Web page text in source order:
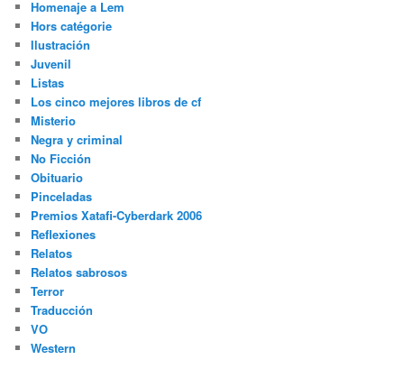
Homenaje a Lem
Hors catégorie
Ilustración
Juvenil
Listas
Los cinco mejores libros de cf
Misterio
Negra y criminal
No Ficción
Obituario
Pinceladas
Premios Xatafi-Cyberdark 2006
Reflexiones
Relatos
Relatos sabrosos
Terror
Traducción
VO
Western